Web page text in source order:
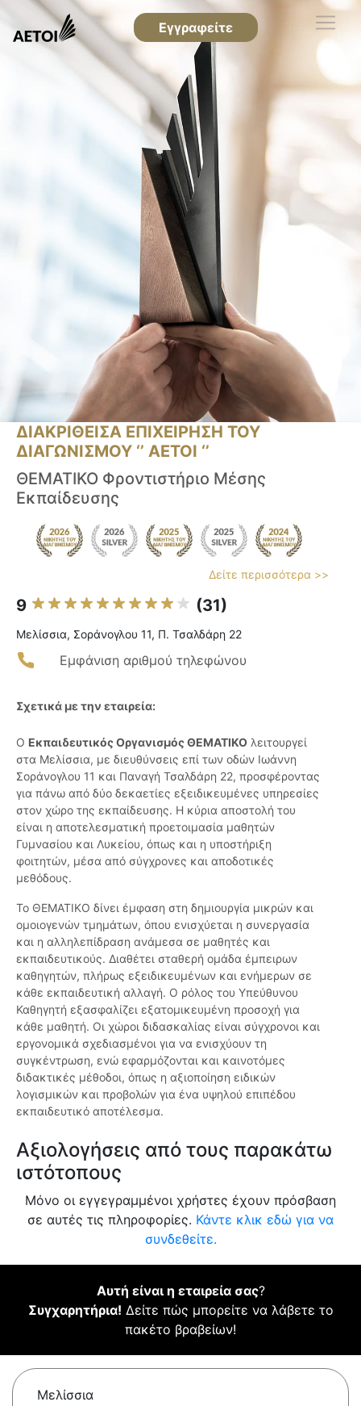
Εγγραφείτε
ΔΙΑΚΡΙΘΕΙΣΑ ΕΠΙΧΕΙΡΗΣΗ ΤΟΥ
ΔΙΑΓΩΝΙΣΜΟΥ ‘’ ΑΕΤΟΙ ‘’
ΘΕΜΑΤΙΚΟ Φροντιστήριο Μέσης
Εκπαίδευσης
Δείτε περισσότερα >>
9 (31)
Μελίσσια, Σοράνογλου 11, Π. Τσαλδάρη 22
Εμφάνιση αριθμού τηλεφώνου
Σχετικά με την εταιρεία:
Ο Εκπαιδευτικός Οργανισμός ΘΕΜΑΤΙΚΟ λειτουργεί
στα Μελίσσια, με διευθύνσεις επί των οδών Ιωάννη
Σοράνογλου 11 και Παναγή Τσαλδάρη 22, προσφέροντας
για πάνω από δύο δεκαετίες εξειδικευμένες υπηρεσίες
στον χώρο της εκπαίδευσης. Η κύρια αποστολή του
είναι η αποτελεσματική προετοιμασία μαθητών
Γυμνασίου και Λυκείου, όπως και η υποστήριξη
φοιτητών, μέσα από σύγχρονες και αποδοτικές
μεθόδους.
Το ΘΕΜΑΤΙΚΟ δίνει έμφαση στη δημιουργία μικρών και
ομοιογενών τμημάτων, όπου ενισχύεται η συνεργασία
και η αλληλεπίδραση ανάμεσα σε μαθητές και
εκπαιδευτικούς. Διαθέτει σταθερή ομάδα έμπειρων
καθηγητών, πλήρως εξειδικευμένων και ενήμερων σε
κάθε εκπαιδευτική αλλαγή. Ο ρόλος του Υπεύθυνου
Καθηγητή εξασφαλίζει εξατομικευμένη προσοχή για
κάθε μαθητή. Οι χώροι διδασκαλίας είναι σύγχρονοι και
εργονομικά σχεδιασμένοι για να ενισχύουν τη
συγκέντρωση, ενώ εφαρμόζονται και καινοτόμες
διδακτικές μέθοδοι, όπως η αξιοποίηση ειδικών
λογισμικών και προβολών για ένα υψηλού επιπέδου
εκπαιδευτικό αποτέλεσμα.
Αξιολογήσεις από τους παρακάτω
ιστότοπους
Μόνο οι εγγεγραμμένοι χρήστες έχουν πρόσβαση
σε αυτές τις πληροφορίες. Κάντε κλικ εδώ για να
συνδεθείτε.
Αυτή είναι η εταιρεία σας?
Συγχαρητήρια! Δείτε πώς μπορείτε να λάβετε το
πακέτο βραβείων!
Μελίσσια